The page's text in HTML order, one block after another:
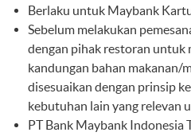
Berlaku untuk Maybank
Sebelum melakukan
dengan pihak restoran untuk
kandungan bahan makanan/
disesuaikan dengan prinsip
kebutuhan lain yang relevan
PT Bank Maybank